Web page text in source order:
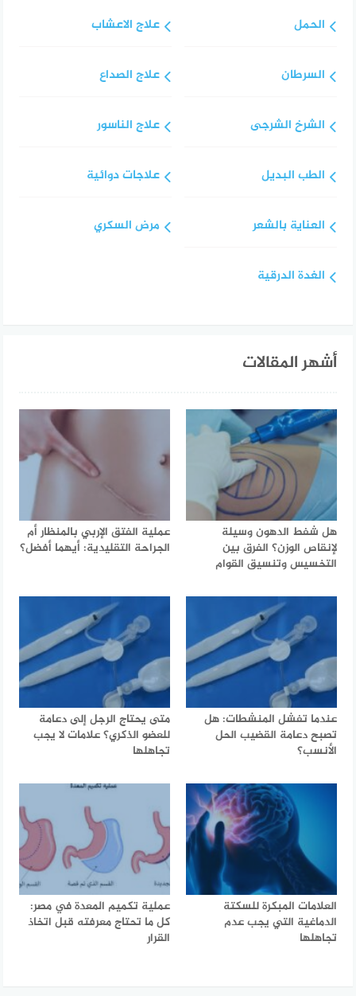
الحمل
السرطان
الشرخ الشرجى
الطب البديل
العناية بالشعر
الغدة الدرقية
علاج الاعشاب
علاج الصداع
علاج الناسور
علاجات دوائية
مرض السكري
أشهر المقالات
هل شفط الدهون وسيلة
لإنقاص الوزن؟ الفرق بين
التخسيس وتنسيق القوام
عملية الفتق الإربي بالمنظار أم
الجراحة التقليدية: أيهما أفضل؟
عندما تفشل المنشطات: هل
تصبح دعامة القضيب الحل
الأنسب؟
متى يحتاج الرجل إلى دعامة
للعضو الذكري؟ علامات لا يجب
تجاهلها
العلامات المبكرة للسكتة
الدماغية التي يجب عدم
تجاهلها
عملية تكميم المعدة في مصر:
كل ما تحتاج معرفته قبل اتخاذ
القرار